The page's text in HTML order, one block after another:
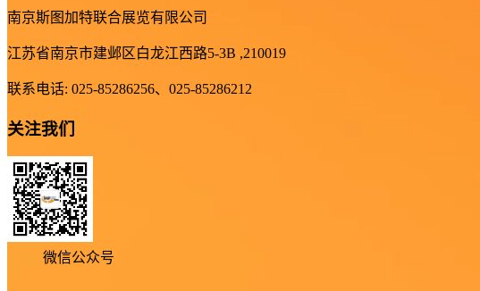
南京斯图加特联合展览有限公司
江苏省南京市建邺区白龙江西路5-3B ,210019
联系电话: 025-85286256、025-85286212
关注我们
微信公众号